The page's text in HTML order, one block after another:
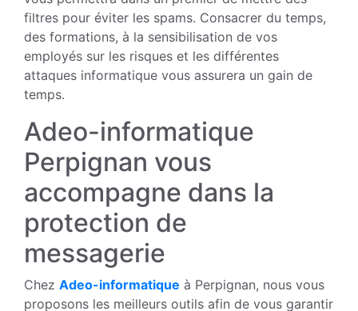
filtres pour éviter les spams. Consacrer du temps,
des formations, à la sensibilisation de vos
employés sur les risques et les différentes
attaques informatique vous assurera un gain de
temps.
Adeo-informatique
Perpignan vous
accompagne dans la
protection de
messagerie
Chez Adeo-informatique à Perpignan, nous vous
proposons les meilleurs outils afin de vous garantir